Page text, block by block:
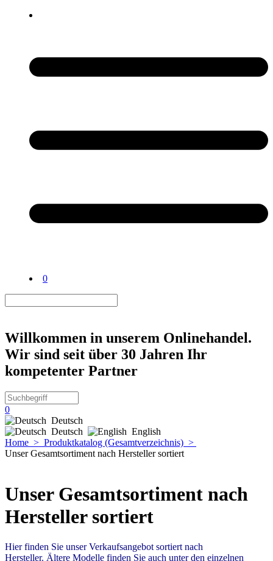
0
Willkommen in unserem Onlinehandel.
Wir sind seit über 30 Jahren Ihr
kompetenter Partner
0
Deutsch
Deutsch
English
Home > Produktkatalog (Gesamtverzeichnis) >
Unser Gesamtsortiment nach Hersteller sortiert
Unser Gesamtsortiment nach
Hersteller sortiert
Hier finden Sie unser Verkaufsangebot sortiert nach
Hersteller. Ältere Modelle finden Sie auch unter den einzelnen